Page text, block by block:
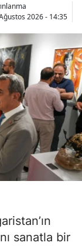
2026 - 14:35
sanatla bir